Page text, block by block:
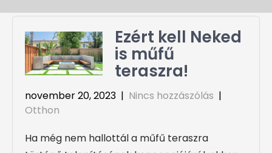
Ezért kell Neked
is műfű
teraszra!
november 20, 2023 | Nincs hozzászólás |
Otthon
Ha még nem hallottál a műfű teraszra